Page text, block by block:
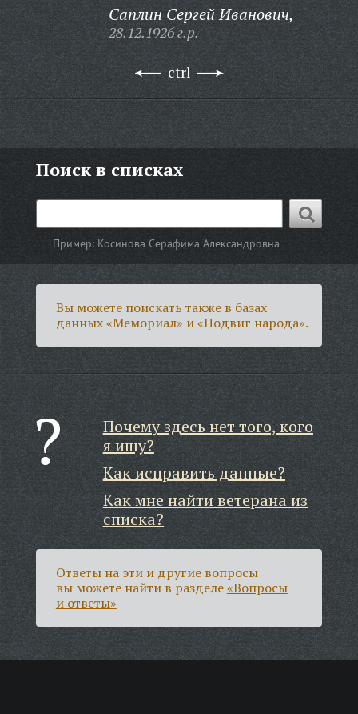
Саплин Сергей Иванович,
28.12.1926 г.р.
ctrl
Поиск в списках
Пример: Косинова Серафима Александровна
Вы можете поискать также в базах
данных «Мемориал» и «Подвиг народа».
Почему здесь нет того, кого
я ищу?
Как исправить данные?
Как мне найти ветерана из
списка?
Ответы на эти и другие вопросы
вы можете найти в разделе«Вопросы
и ответы»